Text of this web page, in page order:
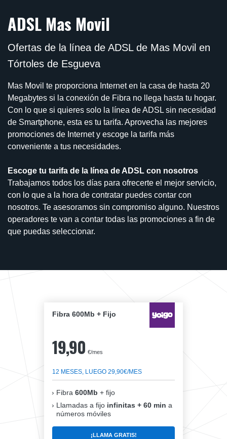
ADSL Mas Movil
Ofertas de la línea de ADSL de Mas Movil en
Tórtoles de Esgueva
Mas Movil te proporciona Internet en la casa de hasta 20
Megabytes si la conexión de Fibra no llega hasta tu hogar.
Con lo que si quieres solo la línea de ADSL sin necesidad
de Smartphone, esta es tu tarifa. Aprovecha las mejores
promociones de Internet y escoge la tarifa más
conveniente a tus necesidades.
Escoge tu tarifa de la línea de ADSL con nosotros
Trabajamos todos los días para ofrecerte el mejor servicio,
con lo que a la hora de contratar puedes contar con
nosotros. Te asesoramos sin compromiso alguno. Nuestros
operadores te van a contar todas las promociones a fin de
que puedas seleccionar.
Fibra 600Mb + Fijo
19,90 €/mes
12 MESES, LUEGO 29,90€/MES
Fibra 600Mb + fijo
Llamadas a fijo infinitas + 60 min a
números móviles
¡LLAMA GRATIS!